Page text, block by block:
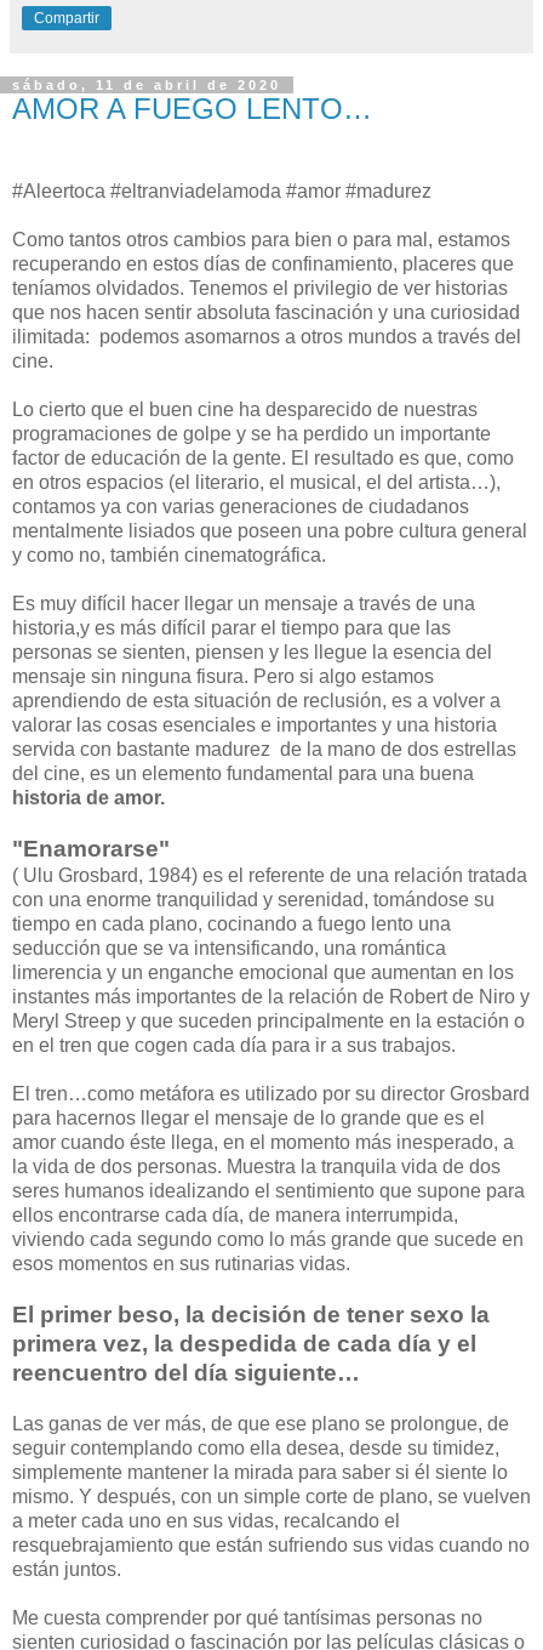
Compartir
sábado, 11 de abril de 2020
AMOR A FUEGO LENTO…
#Aleertoca #eltranviadelamoda #amor #madurez
Como tantos otros cambios para bien o para mal, estamos
recuperando en estos días de confinamiento, placeres que
teníamos olvidados. Tenemos el privilegio de ver historias
que nos hacen sentir absoluta fascinación y una curiosidad
ilimitada: podemos asomarnos a otros mundos a través del
cine.
Lo cierto que el buen cine ha desparecido de nuestras
programaciones de golpe y se ha perdido un importante
factor de educación de la gente. El resultado es que, como
en otros espacios (el literario, el musical, el del artista…),
contamos ya con varias generaciones de ciudadanos
mentalmente lisiados que poseen una pobre cultura general
y como no, también cinematográfica.
Es muy difícil hacer llegar un mensaje a través de una
historia,y es más difícil parar el tiempo para que las
personas se sienten, piensen y les llegue la esencia del
mensaje sin ninguna fisura. Pero si algo estamos
aprendiendo de esta situación de reclusión, es a volver a
valorar las cosas esenciales e importantes y una historia
servida con bastante madurez de la mano de dos estrellas
del cine, es un elemento fundamental para una buena
historia de amor.
"Enamorarse"
( Ulu Grosbard, 1984) es el referente de una relación tratada
con una enorme tranquilidad y serenidad, tomándose su
tiempo en cada plano, cocinando a fuego lento una
seducción que se va intensificando, una romántica
limerencia y un enganche emocional que aumentan en los
instantes más importantes de la relación de Robert de Niro y
Meryl Streep y que suceden principalmente en la estación o
en el tren que cogen cada día para ir a sus trabajos.
El tren…como metáfora es utilizado por su director Grosbard
para hacernos llegar el mensaje de lo grande que es el
amor cuando éste llega, en el momento más inesperado, a
la vida de dos personas. Muestra la tranquila vida de dos
seres humanos idealizando el sentimiento que supone para
ellos encontrarse cada día, de manera interrumpida,
viviendo cada segundo como lo más grande que sucede en
esos momentos en sus rutinarias vidas.
El primer beso, la decisión de tener sexo la
primera vez, la despedida de cada día y el
reencuentro del día siguiente…
Las ganas de ver más, de que ese plano se prolongue, de
seguir contemplando como ella desea, desde su timidez,
simplemente mantener la mirada para saber si él siente lo
mismo. Y después, con un simple corte de plano, se vuelven
a meter cada uno en sus vidas, recalcando el
resquebrajamiento que están sufriendo sus vidas cuando no
están juntos.
Me cuesta comprender por qué tantísimas personas no
sienten curiosidad o fascinación por las películas clásicas o